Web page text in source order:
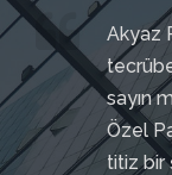
Akyaz
sayın
Özel
titiz bir